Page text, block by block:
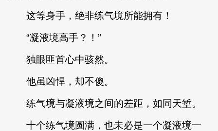
这等身手，绝非练气境所能拥有！
“凝液境高手？！”
独眼匪首心中骇然。
他虽凶悍，却不傻。
练气境与凝液境之间的差距，如同天堑。
十个练气境圆满，也未必是一个凝液境一